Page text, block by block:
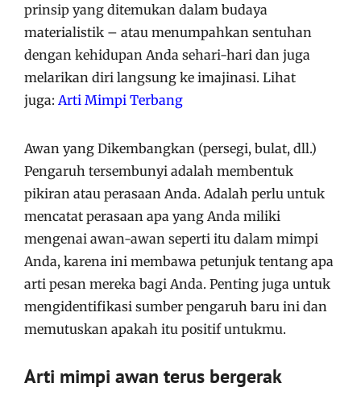
prinsip yang ditemukan dalam budaya
materialistik – atau menumpahkan sentuhan
dengan kehidupan Anda sehari-hari dan juga
melarikan diri langsung ke imajinasi. Lihat
juga: Arti Mimpi Terbang
Awan yang Dikembangkan (persegi, bulat, dll.)
Pengaruh tersembunyi adalah membentuk
pikiran atau perasaan Anda. Adalah perlu untuk
mencatat perasaan apa yang Anda miliki
mengenai awan-awan seperti itu dalam mimpi
Anda, karena ini membawa petunjuk tentang apa
arti pesan mereka bagi Anda. Penting juga untuk
mengidentifikasi sumber pengaruh baru ini dan
memutuskan apakah itu positif untukmu.
Arti mimpi awan terus bergerak